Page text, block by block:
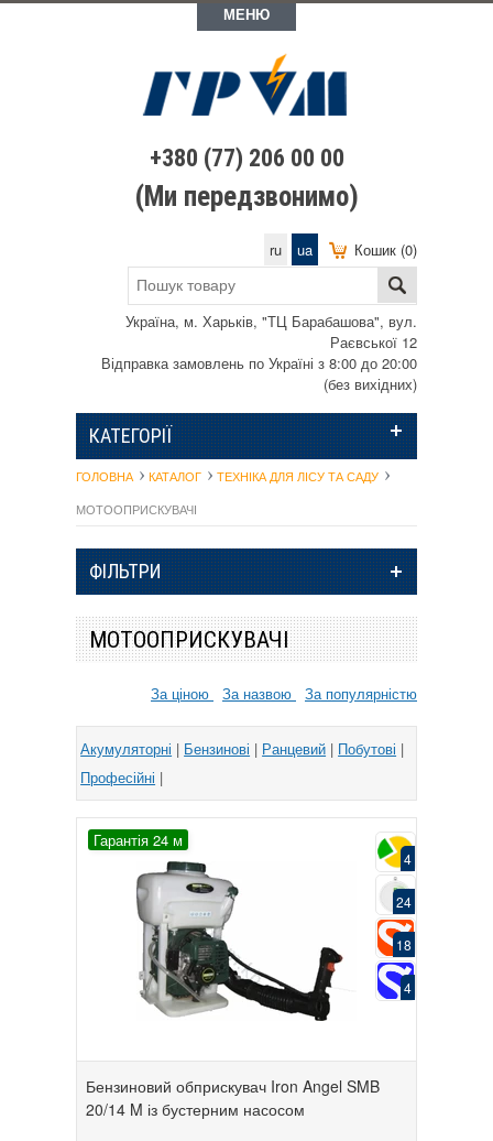
МЕНЮ
+380 (77) 206 00 00
(Ми передзвонимо)
Кошик (0)
ru ua
Україна, м. Харьків, "ТЦ Барабашова", вул.
Раєвської 12
Відправка замовлень по Україні з 8:00 до 20:00
(без вихідних)
КАТЕГОРІЇ
ГОЛОВНА КАТАЛОГ
ТЕХНІКА ДЛЯ ЛІСУ ТА САДУ
МОТООПРИСКУВАЧІ
ФІЛЬТРИ
МОТООПРИСКУВАЧІ
За ціною За назвою За популярністю
Акумуляторні | Бензинові | Ранцевий | Побутові |
Професійні |
Гарантія 24 м
4
24
18
4
Бензиновий обприскувач Iron Angel SMB
20/14 M із бустерним насосом